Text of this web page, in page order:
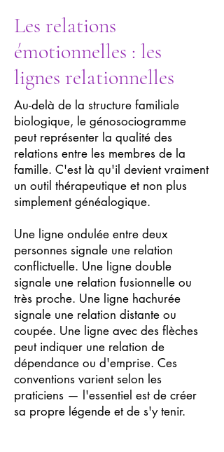
Les relations
émotionnelles : les
lignes relationnelles
Au-delà de la structure familiale
biologique, le génosociogramme
peut représenter la qualité des
relations entre les membres de la
famille. C'est là qu'il devient vraiment
un outil thérapeutique et non plus
simplement généalogique.
Une ligne ondulée entre deux
personnes signale une relation
conflictuelle. Une ligne double
signale une relation fusionnelle ou
très proche. Une ligne hachurée
signale une relation distante ou
coupée. Une ligne avec des flèches
peut indiquer une relation de
dépendance ou d'emprise. Ces
conventions varient selon les
praticiens — l'essentiel est de créer
sa propre légende et de s'y tenir.